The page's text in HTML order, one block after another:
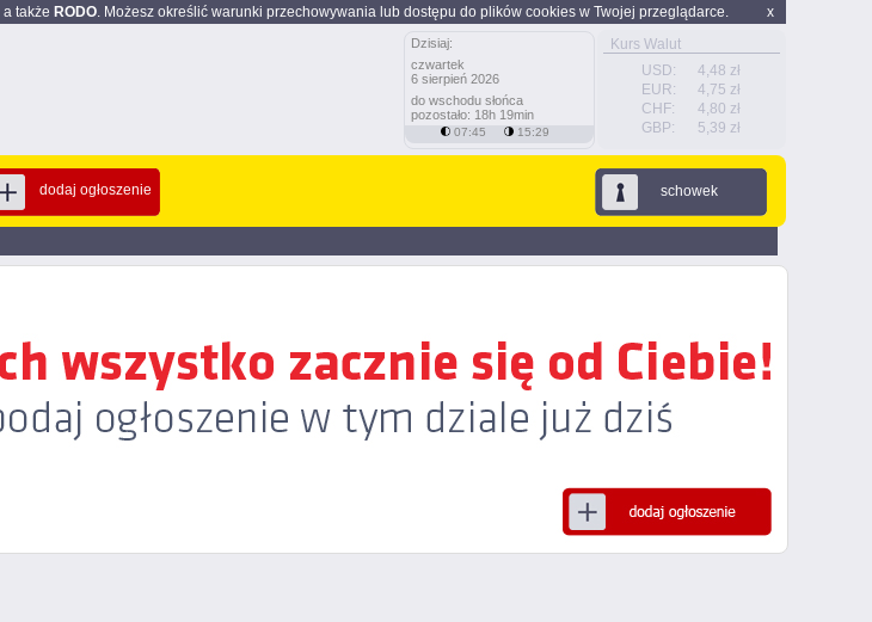
x
a także RODO. Możesz określić warunki przechowywania lub dostępu do plików cookies w Twojej przeglądarce.
Kurs Walut
USD:
4,48 zł
EUR:
4,75 zł
CHF:
4,80 zł
GBP:
5,39 zł
Dzisiaj:
czwartek
6 sierpień 2026
do wschodu słońca
pozostało: 18h 19min
07:45 15:29
schowek
dodaj ogłoszenie